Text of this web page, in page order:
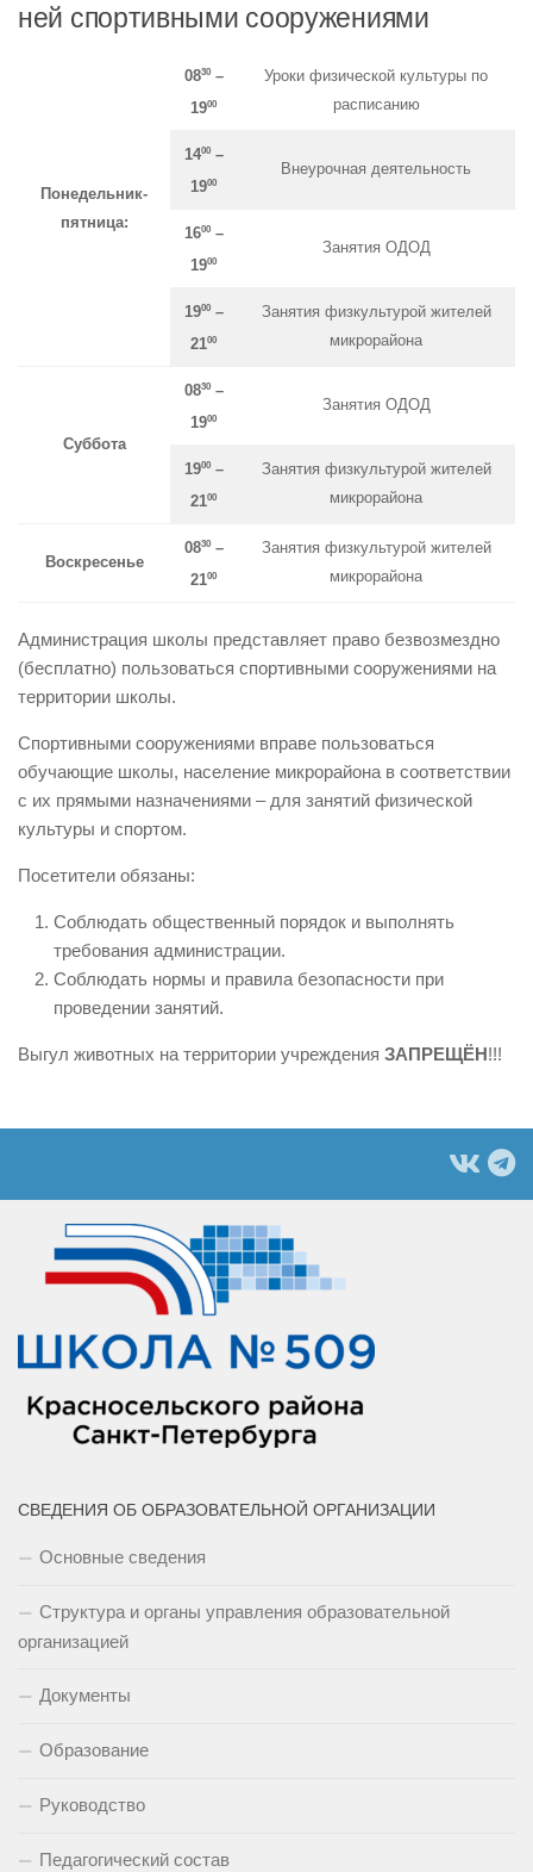
ней спортивными сооружениями
Понедельник-
пятница:
0830–
1900
Уроки физической культуры по
расписанию
1400–
1900
Внеурочная деятельность
1600–
1900
Занятия ОДОД
1900–
2100
Занятия физкультурой жителей
микрорайона
Суббота
0830–
1900
Занятия ОДОД
1900–
2100
Занятия физкультурой жителей
микрорайона
Воскресенье
0830–
2100
Занятия физкультурой жителей
микрорайона
Администрация школы представляет право безвозмездно
(бесплатно) пользоваться спортивными сооружениями на
территории школы.
Спортивными сооружениями вправе пользоваться
обучающие школы, население микрорайона в соответствии
с их прямыми назначениями – для занятий физической
культуры и спортом.
Посетители обязаны:
Соблюдать общественный порядок и выполнять
требования администрации.
Соблюдать нормы и правила безопасности при
проведении занятий.
Выгул животных на территории учреждения ЗАПРЕЩЁН!!!
СВЕДЕНИЯ ОБ ОБРАЗОВАТЕЛЬНОЙ ОРГАНИЗАЦИИ
Основные сведения
Структура и органы управления образовательной
организацией
Документы
Образование
Руководство
Педагогический состав